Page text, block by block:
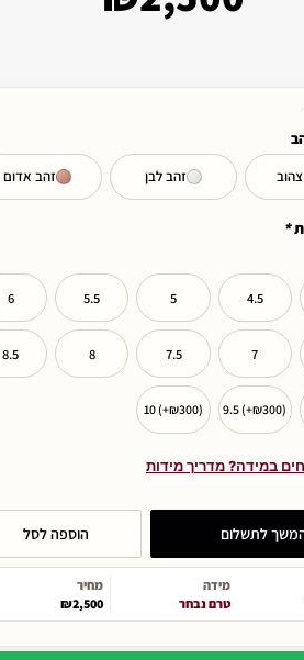
זהב לבן זהב אדום
*
4.5
5
5.5
6
7
7.5
8
8.5
9.5 (+₪300)
10 (+₪300)
במידה? מדריך מידות
מידה
טרם נבחר
מחיר
₪2,500
לתשלום הוספה לסל